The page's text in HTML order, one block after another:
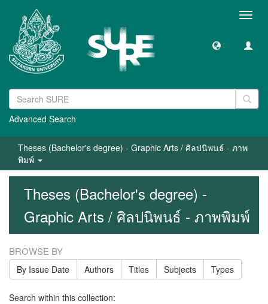
Advanced Search
Theses (Bachelor's degree) - Graphic Arts / ศิลปนิพนธ์ - ภาพ
พิมพ์
Theses (Bachelor's degree) -
Graphic Arts / ศิลปนิพนธ์ - ภาพพิมพ์
BROWSE BY
By Issue Date Authors Titles Subjects Types
Search within this collection: